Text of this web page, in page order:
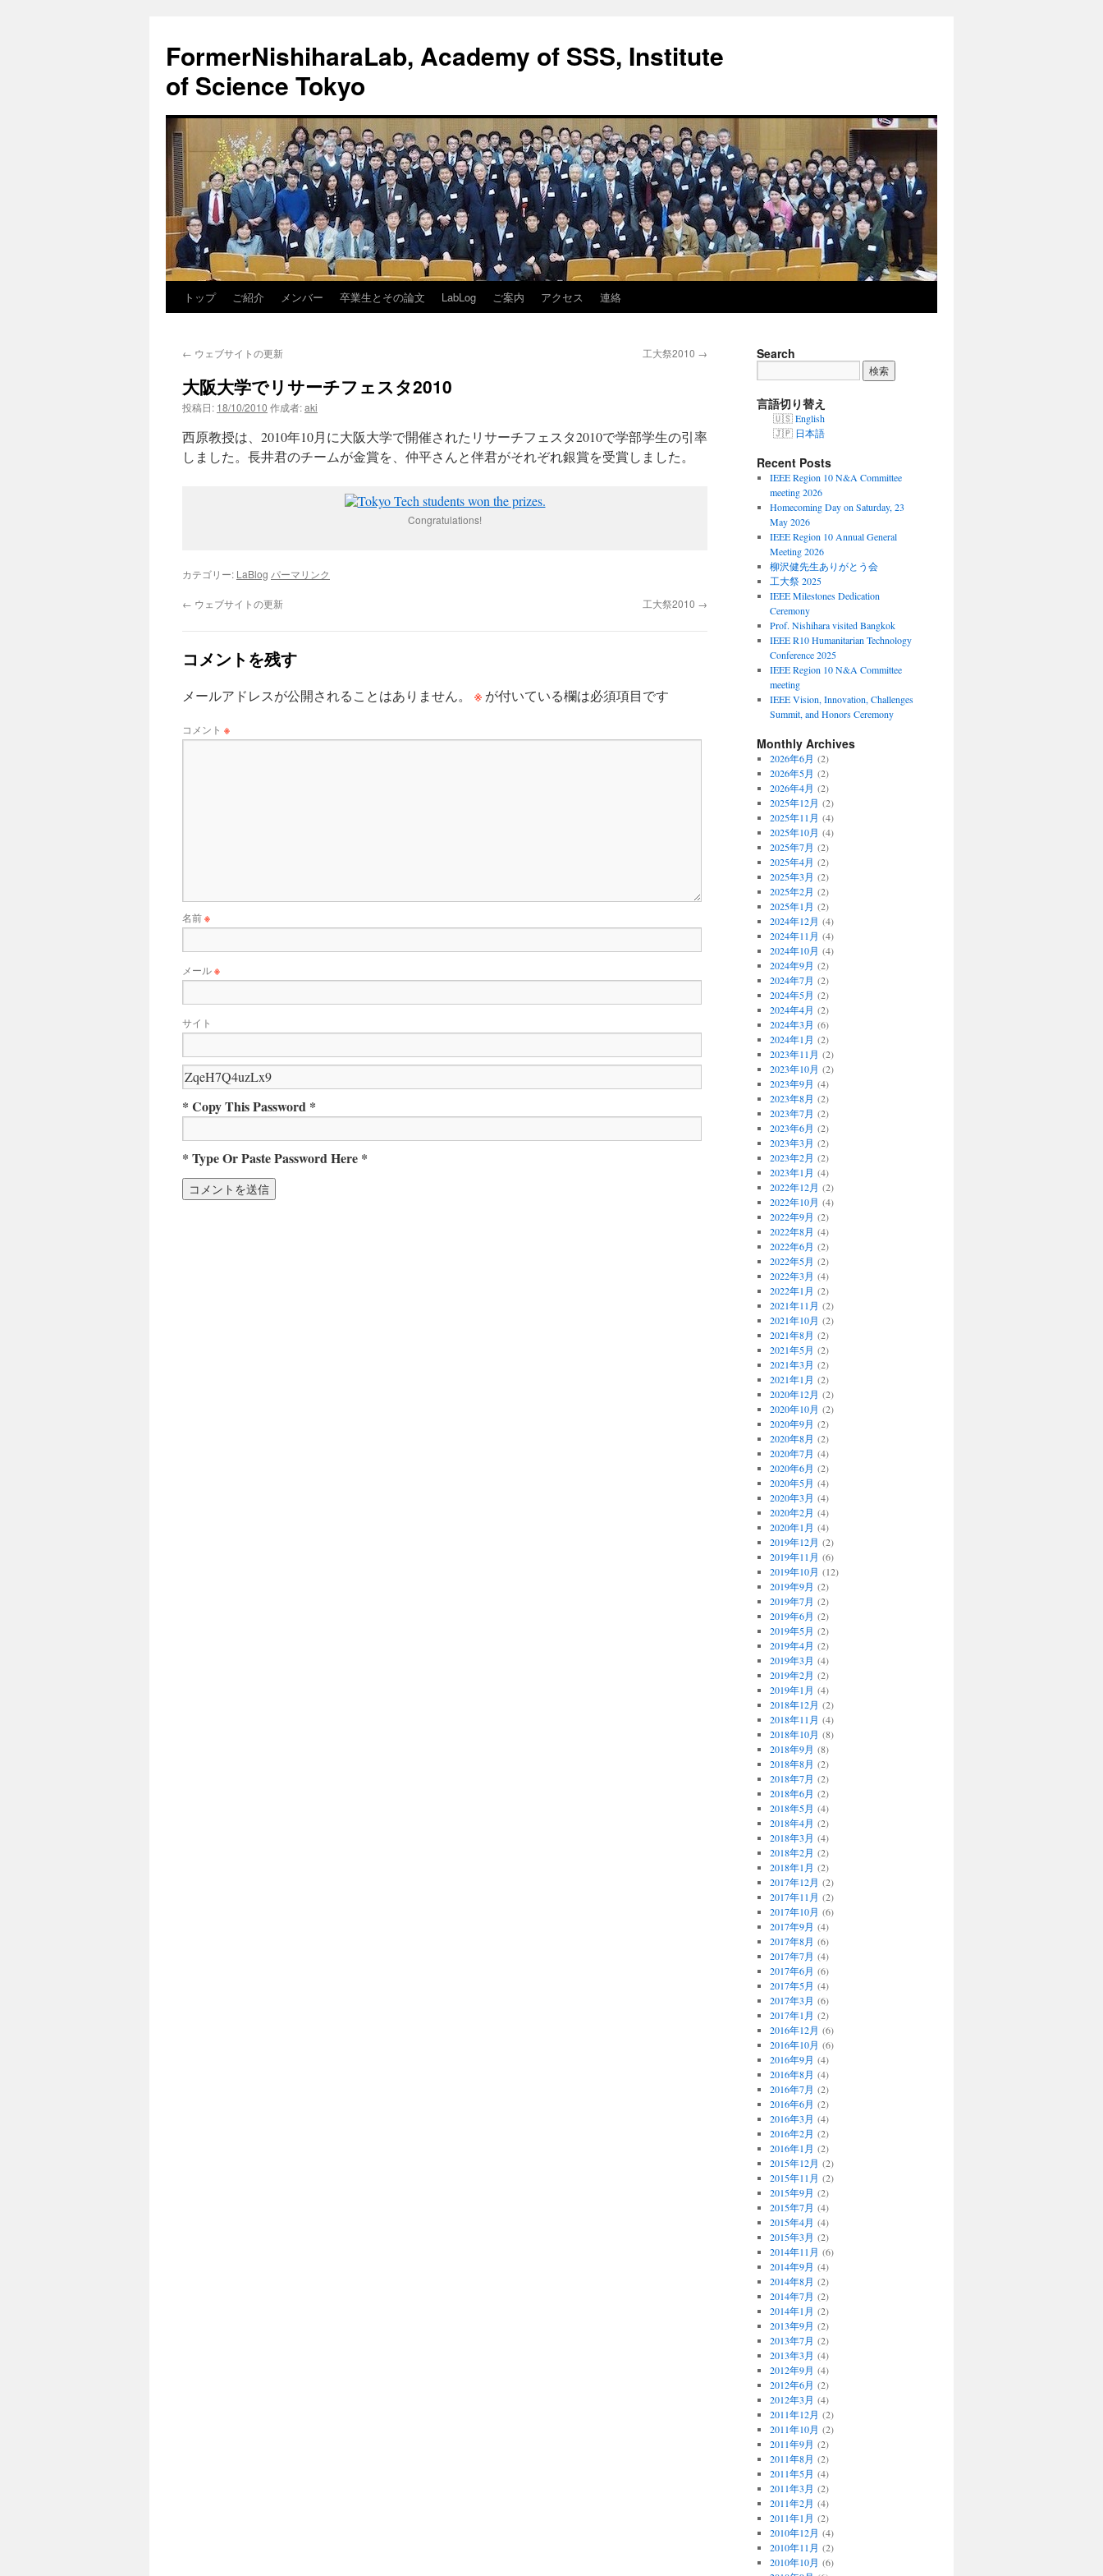
FormerNishiharaLab, Academy of SSS, Institute
of Science Tokyo
トップ ご紹介 メンバー 卒業生とその論文 LabLog ご案内 アクセス 連絡
← ウェブサイトの更新 工大祭2010 →
大阪大学でリサーチフェスタ2010
投稿日: 18/10/2010 作成者:aki
西原教授は、2010年10月に大阪大学で開催されたリサーチフェスタ2010で学部学生の引率
しました。長井君のチームが金賞を、仲平さんと伴君がそれぞれ銀賞を受賞しました。
Congratulations!
カテゴリー: LaBlog パーマリンク
← ウェブサイトの更新 工大祭2010 →
コメントを残す
メールアドレスが公開されることはありません。 ※ が付いている欄は必須項目です
コメント ※
名前※
メール※
サイト
* Copy This Password *
* Type Or Paste Password Here *
Search
言語切り替え
English
日本語
Recent Posts
IEEE Region 10 N&A Committee
meeting 2026
Homecoming Day on Saturday, 23
May 2026
IEEE Region 10 Annual General
Meeting 2026
柳沢健先生ありがとう会
工大祭 2025
IEEE Milestones Dedication
Ceremony
Prof. Nishihara visited Bangkok
IEEE R10 Humanitarian Technology
Conference 2025
IEEE Region 10 N&A Committee
meeting
IEEE Vision, Innovation, Challenges
Summit, and Honors Ceremony
Monthly Archives
2026年6月 (2)
2026年5月 (2)
2026年4月 (2)
2025年12月 (2)
2025年11月 (4)
2025年10月 (4)
2025年7月 (2)
2025年4月 (2)
2025年3月 (2)
2025年2月 (2)
2025年1月 (2)
2024年12月 (4)
2024年11月 (4)
2024年10月 (4)
2024年9月 (2)
2024年7月 (2)
2024年5月 (2)
2024年4月 (2)
2024年3月 (6)
2024年1月 (2)
2023年11月 (2)
2023年10月 (2)
2023年9月 (4)
2023年8月 (2)
2023年7月 (2)
2023年6月 (2)
2023年3月 (2)
2023年2月 (2)
2023年1月 (4)
2022年12月 (2)
2022年10月 (4)
2022年9月 (2)
2022年8月 (4)
2022年6月 (2)
2022年5月 (2)
2022年3月 (4)
2022年1月 (2)
2021年11月 (2)
2021年10月 (2)
2021年8月 (2)
2021年5月 (2)
2021年3月 (2)
2021年1月 (2)
2020年12月 (2)
2020年10月 (2)
2020年9月 (2)
2020年8月 (2)
2020年7月 (4)
2020年6月 (2)
2020年5月 (4)
2020年3月 (4)
2020年2月 (4)
2020年1月 (4)
2019年12月 (2)
2019年11月 (6)
2019年10月 (12)
2019年9月 (2)
2019年7月 (2)
2019年6月 (2)
2019年5月 (2)
2019年4月 (2)
2019年3月 (4)
2019年2月 (2)
2019年1月 (4)
2018年12月 (2)
2018年11月 (4)
2018年10月 (8)
2018年9月 (8)
2018年8月 (2)
2018年7月 (2)
2018年6月 (2)
2018年5月 (4)
2018年4月 (2)
2018年3月 (4)
2018年2月 (2)
2018年1月 (2)
2017年12月 (2)
2017年11月 (2)
2017年10月 (6)
2017年9月 (4)
2017年8月 (6)
2017年7月 (4)
2017年6月 (6)
2017年5月 (4)
2017年3月 (6)
2017年1月 (2)
2016年12月 (6)
2016年10月 (6)
2016年9月 (4)
2016年8月 (4)
2016年7月 (2)
2016年6月 (2)
2016年3月 (4)
2016年2月 (2)
2016年1月 (2)
2015年12月 (2)
2015年11月 (2)
2015年9月 (2)
2015年7月 (4)
2015年4月 (4)
2015年3月 (2)
2014年11月 (6)
2014年9月 (4)
2014年8月 (2)
2014年7月 (2)
2014年1月 (2)
2013年9月 (2)
2013年7月 (2)
2013年3月 (4)
2012年9月 (4)
2012年6月 (2)
2012年3月 (4)
2011年12月 (2)
2011年10月 (2)
2011年9月 (2)
2011年8月 (2)
2011年5月 (4)
2011年3月 (2)
2011年2月 (4)
2011年1月 (2)
2010年12月 (4)
2010年11月 (2)
2010年10月 (6)